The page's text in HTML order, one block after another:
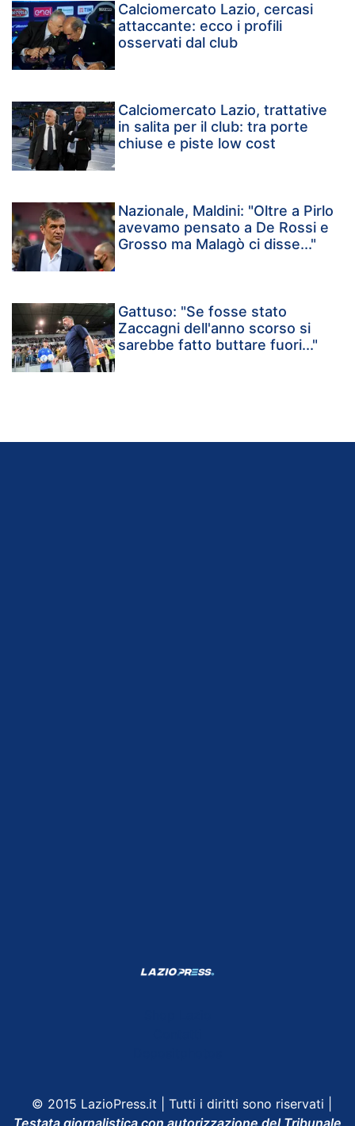
Calciomercato Lazio, cercasi
attaccante: ecco i profili
osservati dal club
Calciomercato Lazio, trattative
in salita per il club: tra porte
chiuse e piste low cost
Nazionale, Maldini: "Oltre a Pirlo
avevamo pensato a De Rossi e
Grosso ma Malagò ci disse..."
Gattuso: "Se fosse stato
Zaccagni dell'anno scorso si
sarebbe fatto buttare fuori..."
© 2015 LazioPress.it | Tutti i diritti sono riservati |
Testata giornalistica con autorizzazione del Tribunale